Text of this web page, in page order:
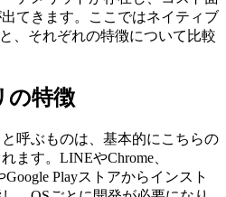
てきます。ここではネイティブ
、それぞれの特徴について比較
の特徴
呼ぶものは、基本的にこちらの
ます。LINEやChrome、
Playストアからインスト